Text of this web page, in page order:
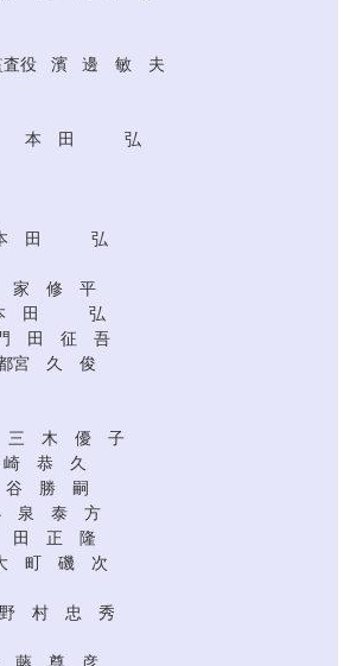
査役 濱 邊 敏 夫
本 田 弘
本 田 弘
修 平
本 田 弘
門 田 征 吾
久 俊
三 木 優 子
久
嗣
泰 方
正 隆
町 磯 次
野 村 忠 秀
尊 彦